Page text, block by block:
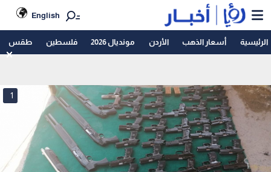
English
الرئيسية أسعار الذهب الأردن مونديال 2026 فلسطين طقس
1